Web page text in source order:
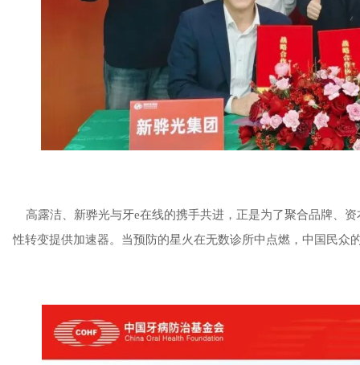
高露洁、新骅光与牙e在线的携手共进，正是为了聚合品牌、
性转变提供加速器。当预防的星火在无数诊所中点燃，中国民众